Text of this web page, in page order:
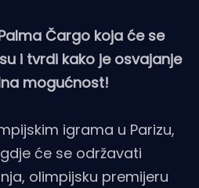
Čargo koja će se
i tvrdi kako je osvajanje
mogućnost!
igrama u Parizu,
će se održavati
olimpijsku premijeru